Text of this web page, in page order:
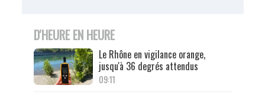
D'HEURE EN HEURE
Le Rhône en vigilance orange,
jusqu'à 36 degrés attendus
09:11